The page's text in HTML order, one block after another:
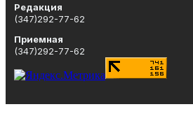
Редакция
(347)292-77-62
Приемная
(347)292-77-62